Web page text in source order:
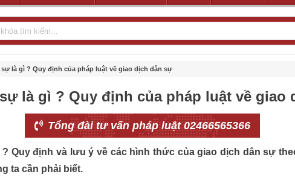
là gì ? Quy định của pháp luật về giao dịch dân sự
là gì ? Quy định của pháp luật về giao
Tổng đài tư vấn pháp luật 02466565366
Quy định và lưu ý về các hình thức của giao dịch dân sự
ta cần phải biết.